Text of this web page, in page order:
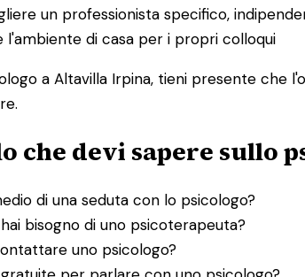
un professionista specifico,
l'ambiente di casa per i propri colloqui
a Altavilla Irpina, tieni presente che
che devi sapere sullo
di una seduta con lo psicologo?
bisogno di uno psicoterapeuta?
uno psicologo?